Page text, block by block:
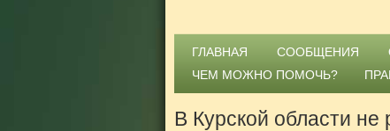
ГЛАВНАЯ СООБЩЕНИЯ
ЧЕМ МОЖНО ПОМОЧЬ?
В Курской области